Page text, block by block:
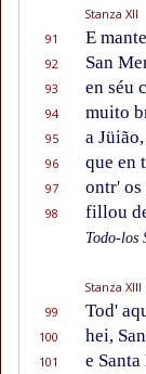
Stanza XII
91 E
92 San
93 en séu
94 muito
95 a
96 que en
97 ontr' os
98 fillou
Todo-los
Stanza XIII
99 Tod'
100 hei,
101 e